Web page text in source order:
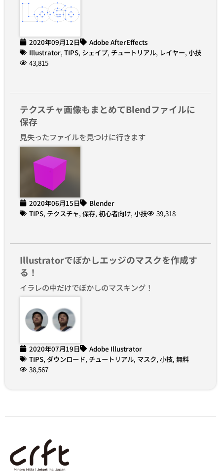
2020年09月12日
Adobe AfterEffects
Illustrator, TIPS, シェイプ, チュートリアル, レイヤー, 小技
43,815
テクスチャ画像もまとめてBlendファイルに
保存
見失ったファイルを見つけに行きます
2020年06月15日
Blender
TIPS, テクスチャ, 保存, 初心者向け, 小技 39,318
Illustratorでぼかしエッジのマスクを作成す
る！
イラレの中だけでぼかしのマスキング！
2020年07月19日
Adobe Illustrator
TIPS, ダウンロード, チュートリアル, マスク, 小技, 無料
38,567